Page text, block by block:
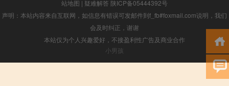
站地图 | 疑难解答 陕ICP备05444392号
声明：本站内容来自互联网，如信息有错误可发邮件到f_fb#foxmail.com说明，我们
会及时纠正，谢谢
本站仅为个人兴趣爱好，不接盈利性广告及商业合作
小男孩